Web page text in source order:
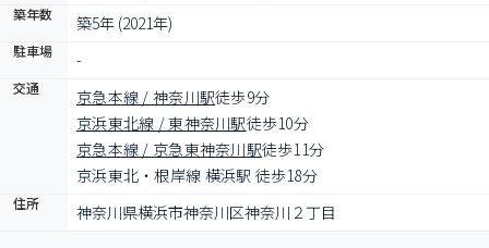
築年数 築5年 (2021年)
駐車場 -
交通 京急本線 / 神奈川駅徒歩9分
京浜東北線 / 東神奈川駅徒歩10分
京急本線 / 京急東神奈川駅徒歩11分
京浜東北・根岸線 横浜駅 徒歩18分
住所 神奈川県横浜市神奈川区神奈川２丁目